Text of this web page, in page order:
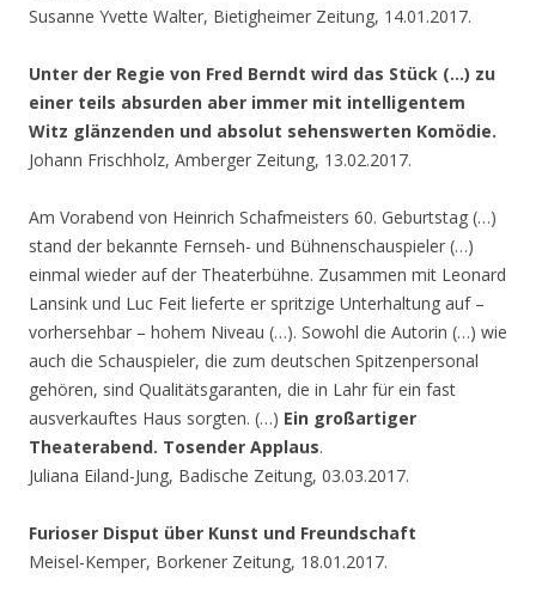
Susanne Yvette Walter, Bietigheimer Zeitung, 14.01.2017.
Unter der Regie von Fred Berndt wird das Stück (…) zu
einer teils absurden aber immer mit intelligentem
Witz glänzenden und absolut sehenswerten Komödie.
Johann Frischholz, Amberger Zeitung, 13.02.2017.
Am Vorabend von Heinrich Schafmeisters 60. Geburtstag (…)
stand der bekannte Fernseh- und Bühnenschauspieler (…)
einmal wieder auf der Theaterbühne. Zusammen mit Leonard
Lansink und Luc Feit lieferte er spritzige Unterhaltung auf –
vorhersehbar – hohem Niveau (…). Sowohl die Autorin (…) wie
auch die Schauspieler, die zum deutschen Spitzenpersonal
gehören, sind Qualitätsgaranten, die in Lahr für ein fast
ausverkauftes Haus sorgten. (…) Ein großartiger
Theaterabend. Tosender Applaus.
Juliana Eiland-Jung, Badische Zeitung, 03.03.2017.
Furioser Disput über Kunst und Freundschaft
Meisel-Kemper, Borkener Zeitung, 18.01.2017.